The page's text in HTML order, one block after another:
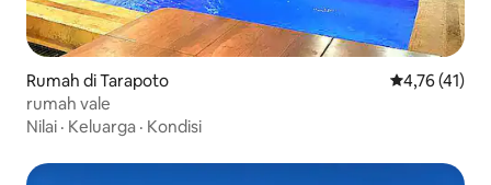
Rumah di Tarapoto Nilai rata-
4,76 (41)
rumah vale
Nilai · Keluarga · Kondisi